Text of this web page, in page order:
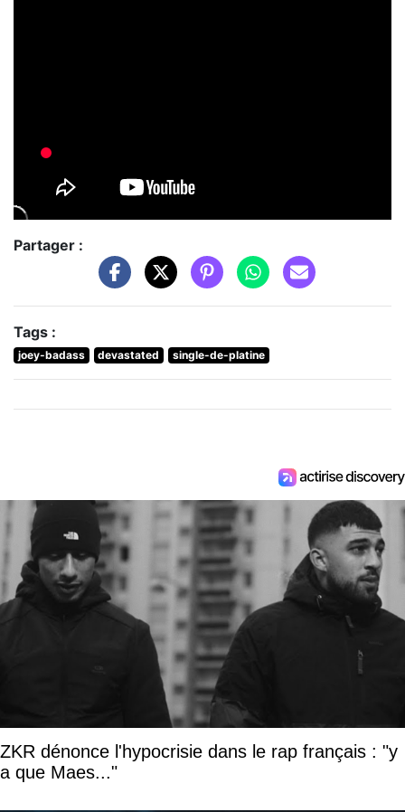
Partager :
Tags :
joey-badass devastated single-de-platine
ZKR dénonce l'hypocrisie dans le rap français : "y
a que Maes..."